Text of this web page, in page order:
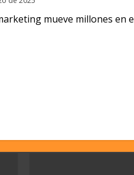
mueve millones en